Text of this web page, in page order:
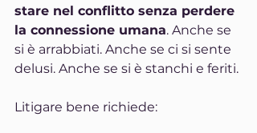
stare nel conflitto senza perdere
la connessione umana. Anche se
si è arrabbiati. Anche se ci si sente
delusi. Anche se si è stanchi e feriti.
Litigare bene richiede: